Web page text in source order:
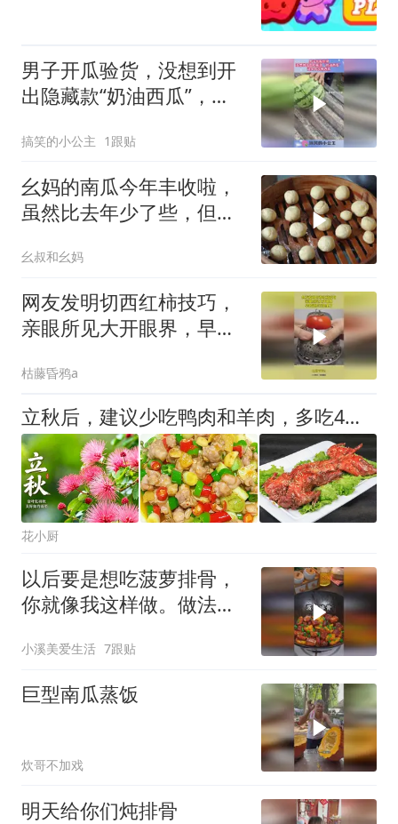
男子开瓜验货，没想到开
出隐藏款“奶油西瓜”，这
搞笑的小公主 1跟贴
幺妈的南瓜今年丰收啦，
虽然比去年少了些，但也
幺叔和幺妈
网友发明切西红柿技巧，
亲眼所见大开眼界，早知
枯藤昏鸦a
立秋后，建议少吃鸭肉和羊肉，多吃4肉，营养不燥，为秋冬储能量
花小厨
以后要是想吃菠萝排骨，
你就像我这样做。做法简
小溪美爱生活 7跟贴
巨型南瓜蒸饭
炊哥不加戏
明天给你们炖排骨